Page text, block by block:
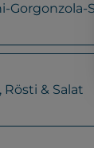
Gorgonzola-
& Salat